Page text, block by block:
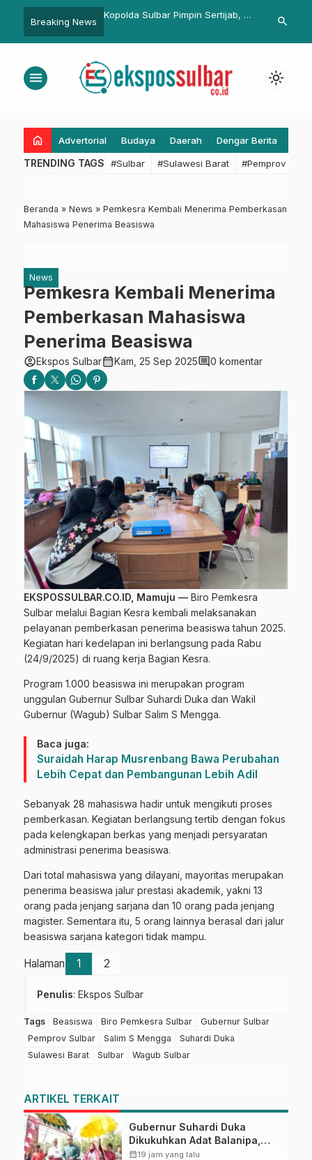
Breaking News
Kopolda Sulbar Pimpin Sertijab, 11
Pejabat Utama Berganti
Gempa M 4.2 Guncang Polman,
search
menu light_mode
home Advertorial Budaya Daerah Dengar Berita
TRENDING TAGS #Sulbar #Sulawesi Barat #Pemprov
Beranda » News » Pemkesra Kembali Menerima Pemberkasan
Mahasiswa Penerima Beasiswa
News
Pemkesra Kembali Menerima
Pemberkasan Mahasiswa
Penerima Beasiswa
account_circleEkspos Sulbarcalendar_monthKam, 25 Sep 2025comment0 komentar
EKSPOSSULBAR.CO.ID, Mamuju — Biro Pemkesra
Sulbar melalui Bagian Kesra kembali melaksanakan
pelayanan pemberkasan penerima beasiswa tahun 2025.
Kegiatan hari kedelapan ini berlangsung pada Rabu
(24/9/2025) di ruang kerja Bagian Kesra.
Program 1.000 beasiswa ini merupakan program
unggulan Gubernur Sulbar Suhardi Duka dan Wakil
Gubernur (Wagub) Sulbar Salim S Mengga.
Baca juga:
Suraidah Harap Musrenbang Bawa Perubahan
Lebih Cepat dan Pembangunan Lebih Adil
Sebanyak 28 mahasiswa hadir untuk mengikuti proses
pemberkasan. Kegiatan berlangsung tertib dengan fokus
pada kelengkapan berkas yang menjadi persyaratan
administrasi penerima beasiswa.
Dari total mahasiswa yang dilayani, mayoritas merupakan
penerima beasiswa jalur prestasi akademik, yakni 13
orang pada jenjang sarjana dan 10 orang pada jenjang
magister. Sementara itu, 5 orang lainnya berasal dari jalur
beasiswa sarjana kategori tidak mampu.
Halaman 1 2
Penulis: Ekspos Sulbar
Tags Beasiswa Biro Pemkesra Sulbar
Gubernur Sulbar
Pemprov Sulbar
Salim S Mengga
Suhardi Duka
Sulawesi Barat
Sulbar Wagub Sulbar
ARTIKEL TERKAIT
Gubernur Suhardi Duka
Dikukuhkan Adat Balanipa,
Raih Gelar Sulo Tappidena
calendar_month19 jam yang lalu